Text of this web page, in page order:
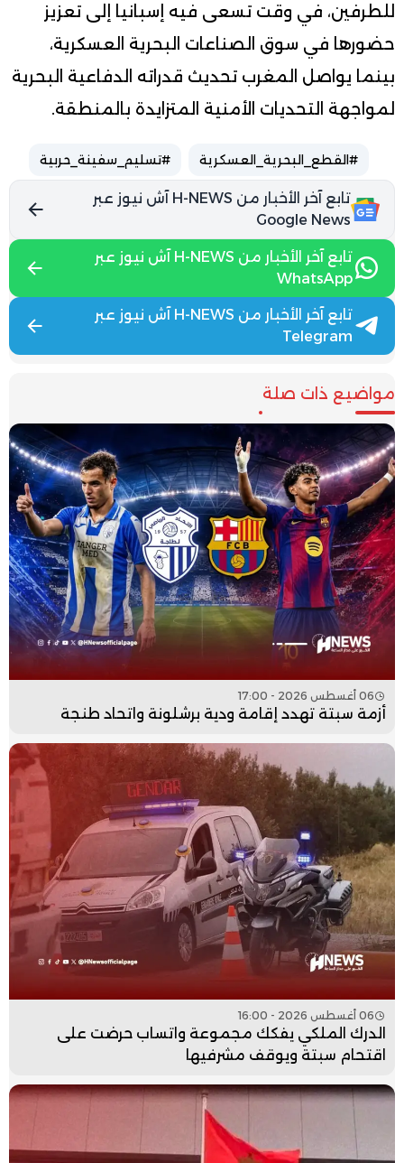
للطرفين، في وقت تسعى فيه إسبانيا إلى تعزيز
حضورها في سوق الصناعات البحرية العسكرية،
بينما يواصل المغرب تحديث قدراته الدفاعية البحرية
لمواجهة التحديات الأمنية المتزايدة بالمنطقة.
#القطع_البحرية_العسكرية #تسليم_سفينة_حربية
تابع آخر الأخبار من H-NEWS آش نيوز عبر
Google News
تابع آخر الأخبار من H-NEWS آش نيوز عبر
WhatsApp
تابع آخر الأخبار من H-NEWS آش نيوز عبر
Telegram
مواضيع ذات صلة
06 أغسطس 2026 - 17:00
أزمة سبتة تهدد إقامة ودية برشلونة واتحاد طنجة
06 أغسطس 2026 - 16:00
الدرك الملكي يفكك مجموعة واتساب حرضت على
اقتحام سبتة ويوقف مشرفيها